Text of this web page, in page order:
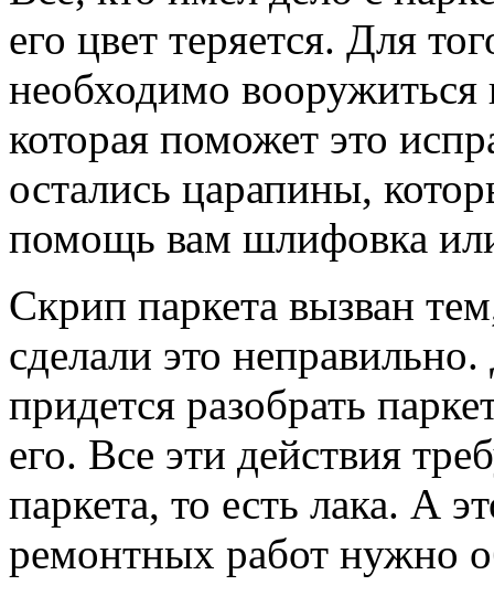
его цвет теряется. Для
необходимо
которая поможет это
остались царапины,
помощь вам шлифовка
Скрип паркета вызван
сделали это
придется разобрать
его. Все эти действия
паркета, то есть лака. А
ремонтных работ нужно